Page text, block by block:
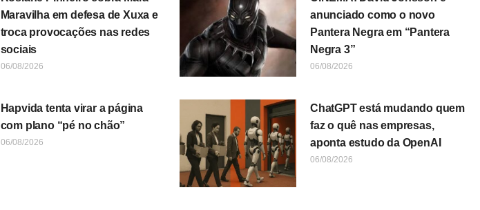
Maravilha em defesa de Xuxa e
troca provocações nas redes
sociais
06/08/2026
anunciado como o novo
Pantera Negra em “Pantera
Negra 3”
06/08/2026
Hapvida tenta virar a página
com plano “pé no chão”
06/08/2026
ChatGPT está mudando quem
faz o quê nas empresas,
aponta estudo da OpenAI
06/08/2026